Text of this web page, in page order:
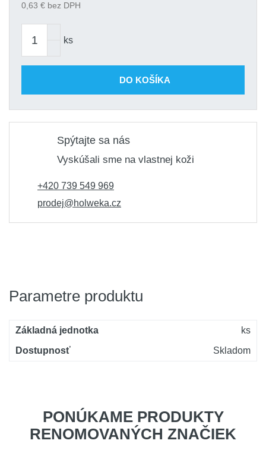
0,63 € bez DPH
ks
DO KOŠÍKA
Spýtajte sa nás
Vyskúšali sme na vlastnej koži
+420 739 549 969
prodej@holweka.cz
Parametre produktu
Základná jednotka
ks
Dostupnosť
Skladom
PONÚKAME PRODUKTY
RENOMOVANÝCH ZNAČIEK